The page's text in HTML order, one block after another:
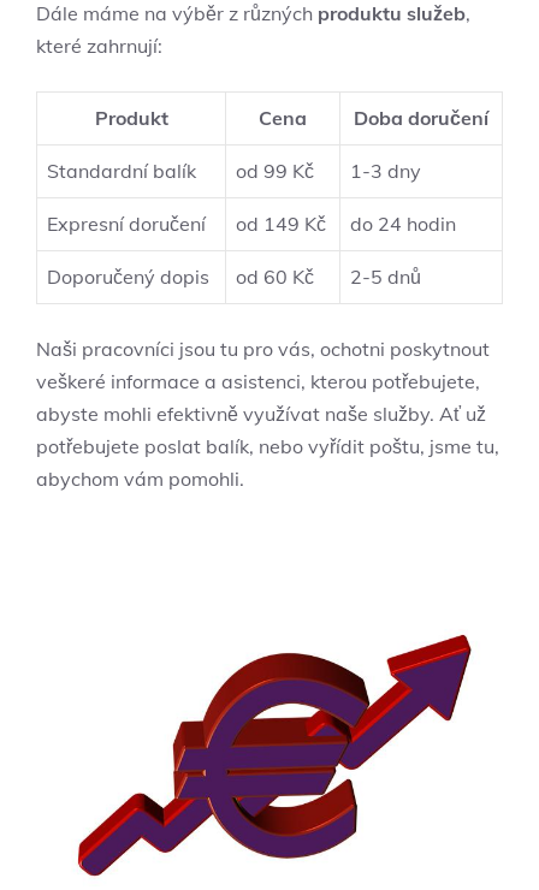
Dále máme na výběr z různých produktu služeb,
které zahrnují:
Produkt Cena Doba doručení
Standardní balík od 99 Kč 1-3 dny
Expresní doručení od 149 Kč do 24 hodin
Doporučený dopis od 60 Kč 2-5 dnů
Naši pracovníci⁢ jsou tu pro vás, ochotni poskytnout
veškeré informace ⁣a asistenci, kterou potřebujete,
abyste⁣ mohli efektivně využívat naše služby. Ať už
potřebujete poslat balík, nebo ‌vyřídit poštu, jsme tu,
abychom vám pomohli.